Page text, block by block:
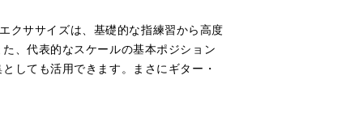
ササイズは、基礎的な指練習から高度
、代表的なスケールの基本ポジション
しても活用できます。まさにギター・